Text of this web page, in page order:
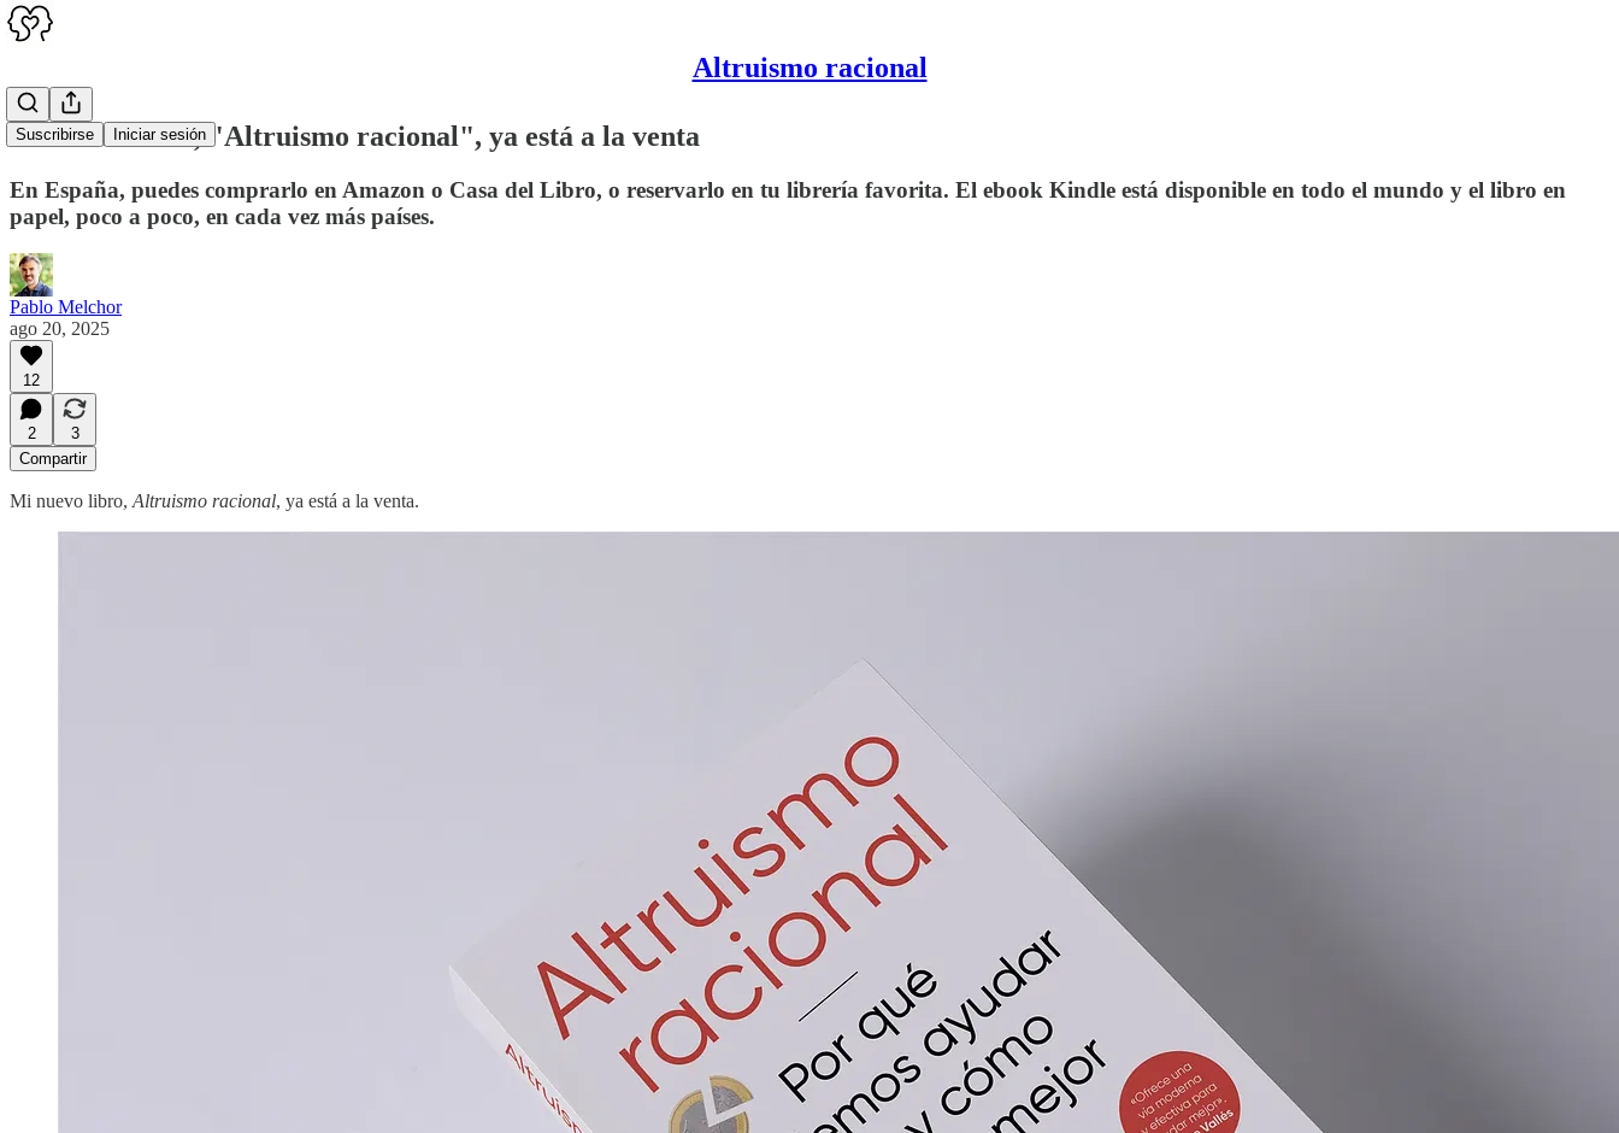
Altruismo racional
Suscribirse Iniciar sesión
Mi nuevo libro, "Altruismo racional", ya está a la venta
En España, puedes comprarlo en Amazon o Casa del Libro, o reservarlo en tu librería favorita. El ebook Kindle está disponible en todo el mundo y el libro en
papel, poco a poco, en cada vez más países.
Pablo Melchor
ago 20, 2025
12
2
3
Compartir
Mi nuevo libro, Altruismo racional, ya está a la venta.